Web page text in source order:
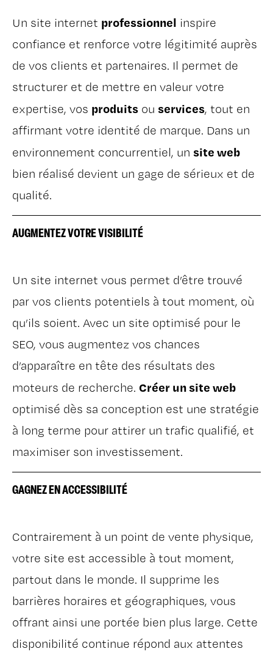
Un site internet professionnel inspire
confiance et renforce votre légitimité auprès
de vos clients et partenaires. Il permet de
structurer et de mettre en valeur votre
expertise, vos produits ou services, tout en
affirmant votre identité de marque. Dans un
environnement concurrentiel, un site web
bien réalisé devient un gage de sérieux et de
qualité.
AUGMENTEZ VOTRE VISIBILITÉ
Un site internet vous permet d’être trouvé
par vos clients potentiels à tout moment, où
qu’ils soient. Avec un site optimisé pour le
SEO, vous augmentez vos chances
d’apparaître en tête des résultats des
moteurs de recherche. Créer un site web
optimisé dès sa conception est une stratégie
à long terme pour attirer un trafic qualifié, et
maximiser son investissement.
GAGNEZ EN ACCESSIBILITÉ
Contrairement à un point de vente physique,
votre site est accessible à tout moment,
partout dans le monde. Il supprime les
barrières horaires et géographiques, vous
offrant ainsi une portée bien plus large. Cette
disponibilité continue répond aux attentes